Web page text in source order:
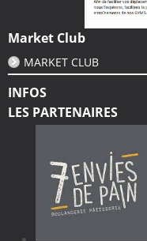
Market Club
MARKET CLUB
INFOS
LES PARTENAIRES